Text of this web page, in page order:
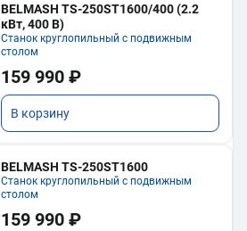
BELMASH TS-250ST1600/400 (2.2
кВт, 400 В)
Станок круглопильный с подвижным
столом
159 990 ₽
В корзину
BELMASH TS-250ST1600
Станок круглопильный с подвижным
столом
159 990 ₽